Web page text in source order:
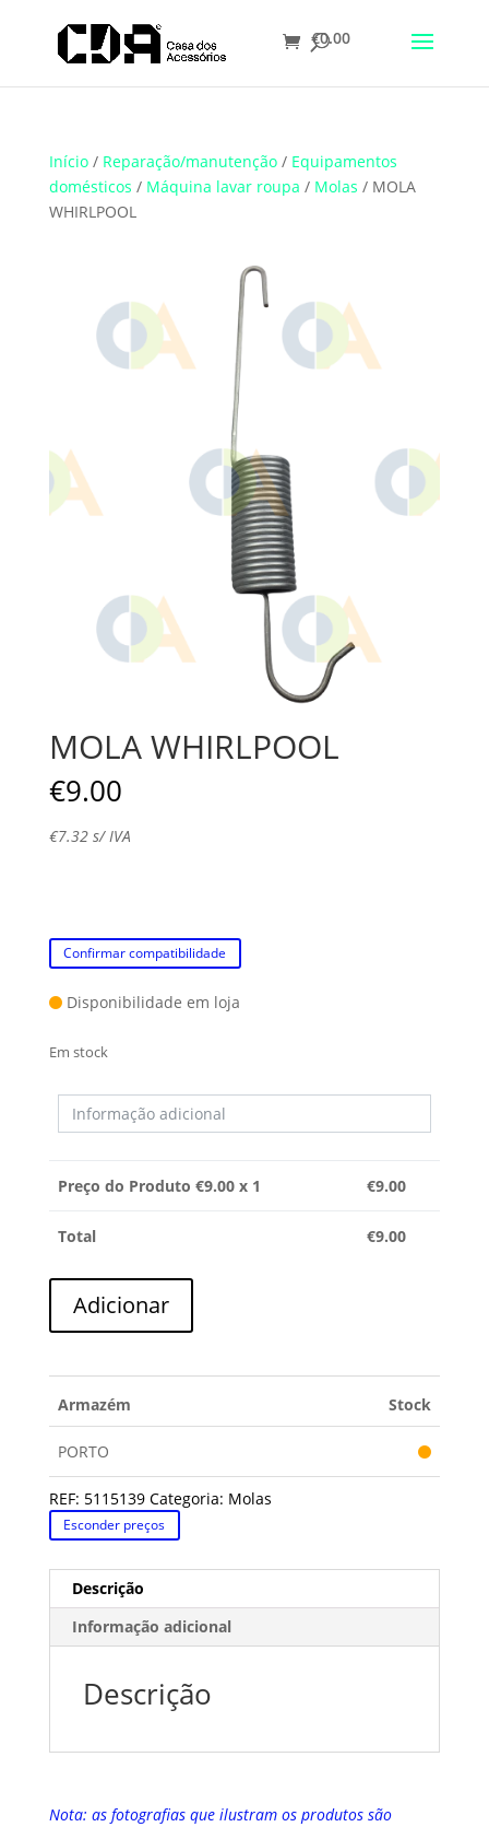
Translate
€0.00
Início/ Reparação/manutenção/ Equipamentos
domésticos / Máquina lavar roupa / Molas / MOLA
WHIRLPOOL
MOLA WHIRLPOOL
€9.00
€7.32s/ IVA
Confirmar compatibilidade
Disponibilidade em loja
Em stock
Preço do Produto €9.00 x 1 €9.00
Total €9.00
Adicionar
Armazém Stock
PORTO
REF: 5115139 Categoria: Molas
Esconder preços
Descrição
Informação adicional
Descrição
Nota: as fotografias que ilustram os produtos são